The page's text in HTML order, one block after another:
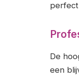
De
een